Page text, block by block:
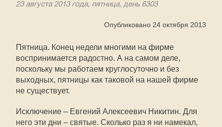
23 августа 2013 года, пятница, день 6303
Опубликовано 24 октября 2013
Пятница. Конец недели многими на фирме
воспринимается радостно. А на самом деле,
поскольку мы работаем круглосуточно и без
выходных, пятницы как таковой на нашей фирме
не существует.
Исключение – Евгений Алексеевич Никитин. Для
него эти дни – святые. Сколько раз я ни намекал,